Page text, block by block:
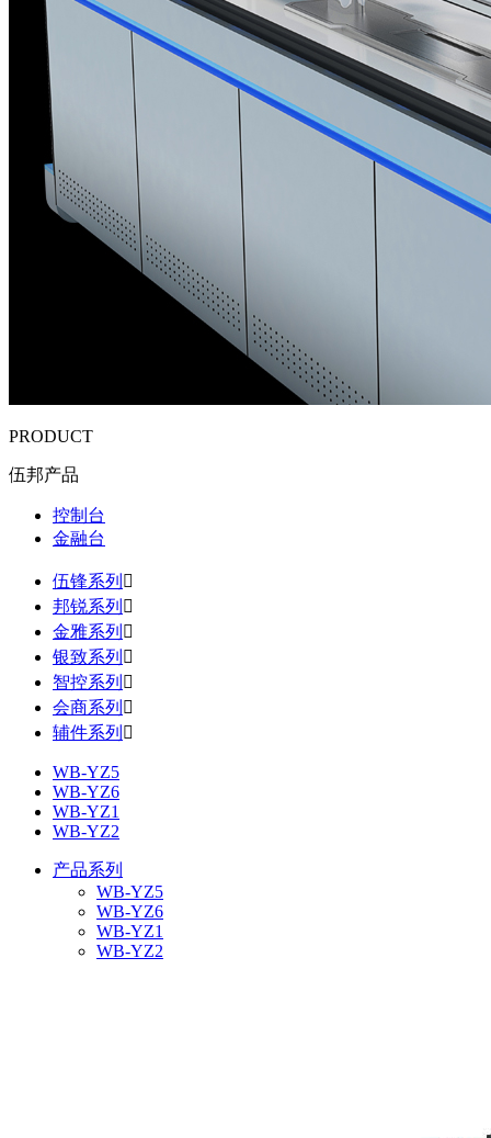
PRODUCT
伍邦产品
控制台
金融台
伍锋系列 
邦锐系列 
金雅系列 
银致系列 
智控系列 
会商系列 
辅件系列 
WB-YZ5
WB-YZ6
WB-YZ1
WB-YZ2
产品系列
WB-YZ5
WB-YZ6
WB-YZ1
WB-YZ2